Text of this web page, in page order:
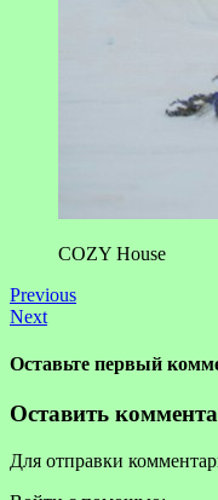
COZY House
Previous
Next
Оставьте первый
Оставить
Для отправки